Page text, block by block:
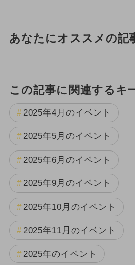
あなたにオススメの記
この記事に関連するキ
2025年4月のイベント
2025年5月のイベント
2025年6月のイベント
2025年9月のイベント
2025年10月のイベント
2025年11月のイベント
2025年のイベント